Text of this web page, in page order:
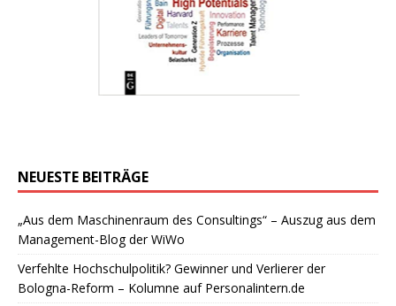
NEUESTE BEITRÄGE
„Aus dem Maschinenraum des Consultings“ – Auszug aus dem
Management-Blog der WiWo
Verfehlte Hochschulpolitik? Gewinner und Verlierer der
Bologna-Reform – Kolumne auf Personalintern.de